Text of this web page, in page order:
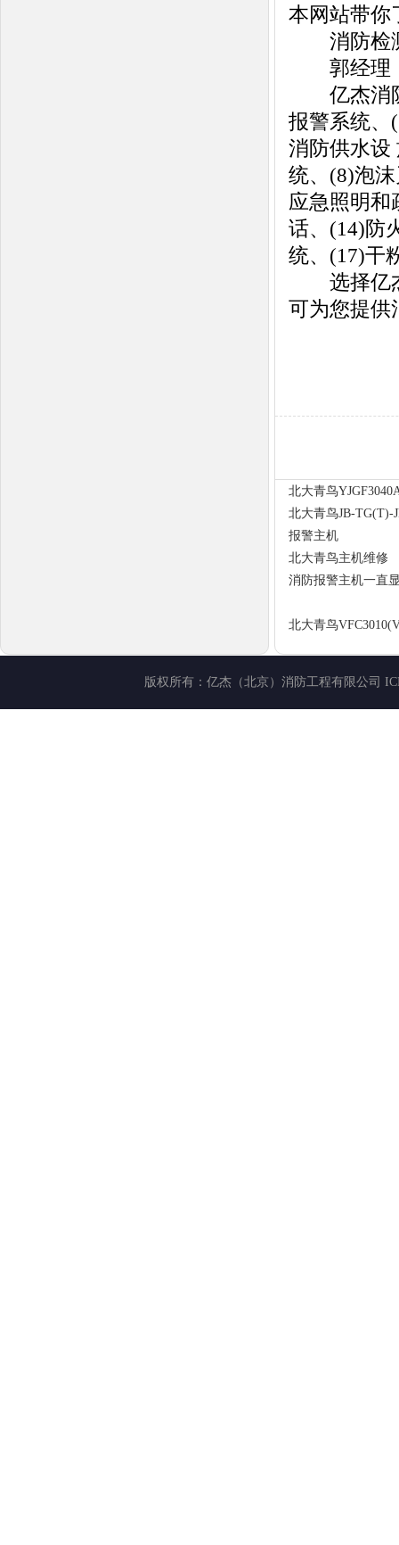
本网站带你
消防检测
郭经理：
亿杰消防
报警系统、
消防供水设
统、(8)泡
应急照明和
话、(14)防
统、(17)干
选择亿杰
可为您提供
北大青鸟
北大青鸟JB-TG(T)-
报警主机
北大青鸟主机维修
消防报警主机一直
北大青鸟
版权所有： 亿杰（北京）消防工程有限公司